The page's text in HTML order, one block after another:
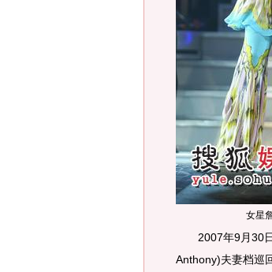
女星
2007年9月30日
Anthony)夫妻档巡